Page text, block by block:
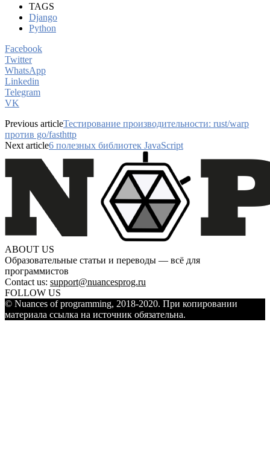
TAGS
Django
Python
Facebook
Twitter
WhatsApp
Linkedin
Telegram
VK
Previous articleТестирование производительности: rust/warp
против go/fasthttp
Next article6 полезных библиотек JavaScript
ABOUT US
Образовательные статьи и переводы — всё для
программистов
Contact us: support@nuancesprog.ru
FOLLOW US
© Nuances of programming, 2018-2020. При копировании
материала ссылка на источник обязательна.